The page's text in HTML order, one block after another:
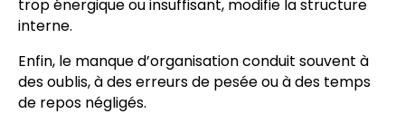
trop énergique ou insuffisant, modifie la structure
interne.
Enfin, le manque d’organisation conduit souvent à
des oublis, à des erreurs de pesée ou à des temps
de repos négligés.